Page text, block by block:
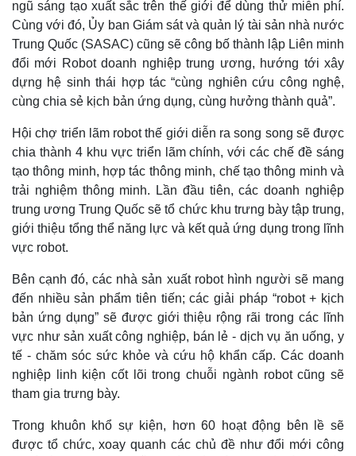
Quan sát
Cuộc sống đó đây
Hồ sơ
Video
Ảnh
E-Magazine
Infographic
ngũ sáng tạo xuất sắc trên thế giới để dùng thử miễn phí.
Cùng với đó, Ủy ban Giám sát và quản lý tài sản nhà nước
Trung Quốc (SASAC) cũng sẽ công bố thành lập Liên minh
đổi mới Robot doanh nghiệp trung ương, hướng tới xây
dựng hệ sinh thái hợp tác “cùng nghiên cứu công nghệ,
cùng chia sẻ kịch bản ứng dụng, cùng hưởng thành quả”.
Hội chợ triển lãm robot thế giới diễn ra song song sẽ được
chia thành 4 khu vực triển lãm chính, với các chế đề sáng
tạo thông minh, hợp tác thông minh, chế tạo thông minh và
trải nghiệm thông minh. Lần đầu tiên, các doanh nghiệp
trung ương Trung Quốc sẽ tổ chức khu trưng bày tập trung,
giới thiệu tổng thể năng lực và kết quả ứng dụng trong lĩnh
vực robot.
Bên cạnh đó, các nhà sản xuất robot hình người sẽ mang
đến nhiều sản phẩm tiên tiến; các giải pháp “robot + kịch
bản ứng dụng” sẽ được giới thiệu rộng rãi trong các lĩnh
vực như sản xuất công nghiệp, bán lẻ - dịch vụ ăn uống, y
tế - chăm sóc sức khỏe và cứu hộ khẩn cấp. Các doanh
nghiệp linh kiện cốt lõi trong chuỗi ngành robot cũng sẽ
tham gia trưng bày.
Trong khuôn khổ sự kiện, hơn 60 hoạt động bên lề sẽ
được tổ chức, xoay quanh các chủ đề như đổi mới công